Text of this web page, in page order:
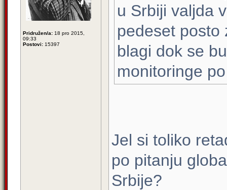
Pridružen/a: 18 pro 2015,
09:33
Postovi: 15397
u Srbiji valjda
pedeset posto
blagi dok se
monitoringe
Jel si toliko
po pitanju
Srbije?